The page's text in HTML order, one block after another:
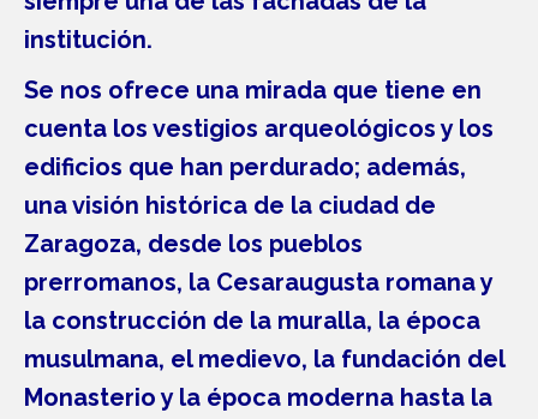
institución.
Se nos ofrece una mirada que tiene en
cuenta los vestigios arqueológicos y los
edificios que han perdurado; además,
una visión histórica de la ciudad de
Zaragoza, desde los pueblos
prerromanos, la Cesaraugusta romana y
la construcción de la muralla, la época
musulmana, el medievo, la fundación del
Monasterio y la época moderna hasta la